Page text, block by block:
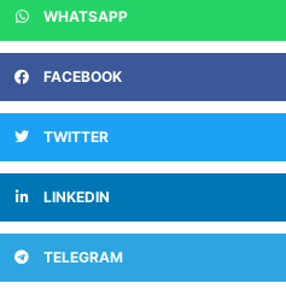
WHATSAPP
FACEBOOK
TWITTER
LINKEDIN
TELEGRAM